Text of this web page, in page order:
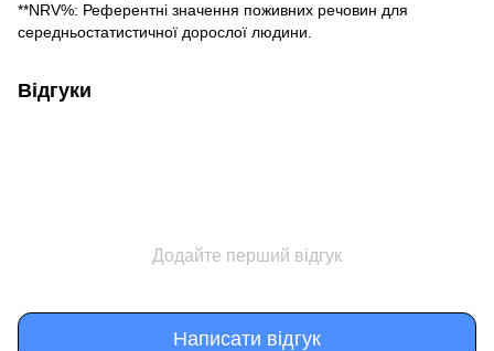
**NRV%: Референтні значення поживних речовин для
середньостатистичної дорослої людини.
Відгуки
Додайте перший відгук
Написати відгук